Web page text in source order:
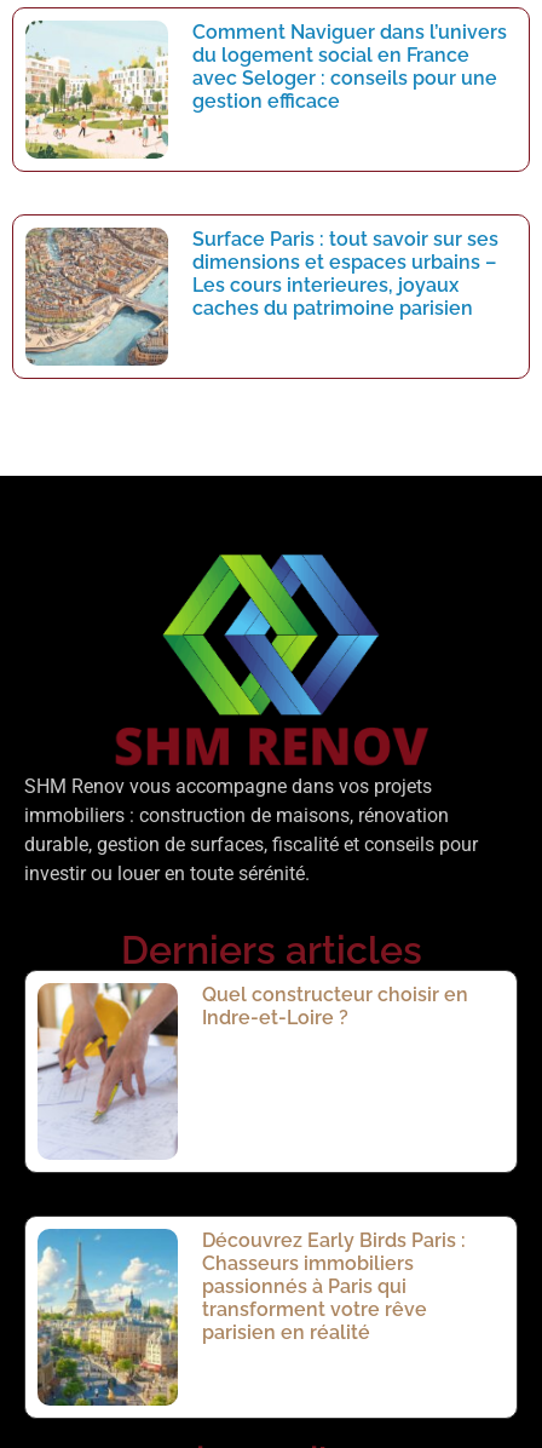
Comment Naviguer dans l’univers
du logement social en France
avec Seloger : conseils pour une
gestion efficace
Surface Paris : tout savoir sur ses
dimensions et espaces urbains –
Les cours interieures, joyaux
caches du patrimoine parisien
SHM Renov vous accompagne dans vos projets
immobiliers : construction de maisons, rénovation
durable, gestion de surfaces, fiscalité et conseils pour
investirou loueren toute sérénité.
Derniers articles
Quel constructeur choisir en
Indre-et-Loire ?
Découvrez Early Birds Paris :
Chasseurs immobiliers
passionnés à Paris qui
transforment votre rêve
parisien en réalité